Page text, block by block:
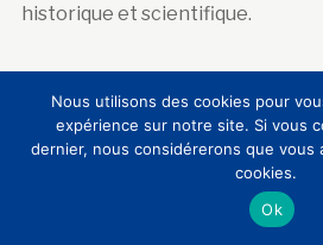
historique et scientifique.
Abonnez-vous à la
Courriel :
Nous utilisons des cookies pour
expérience sur notre site. Si vous
dernier, nous considérerons que vous
cookies.
Ok